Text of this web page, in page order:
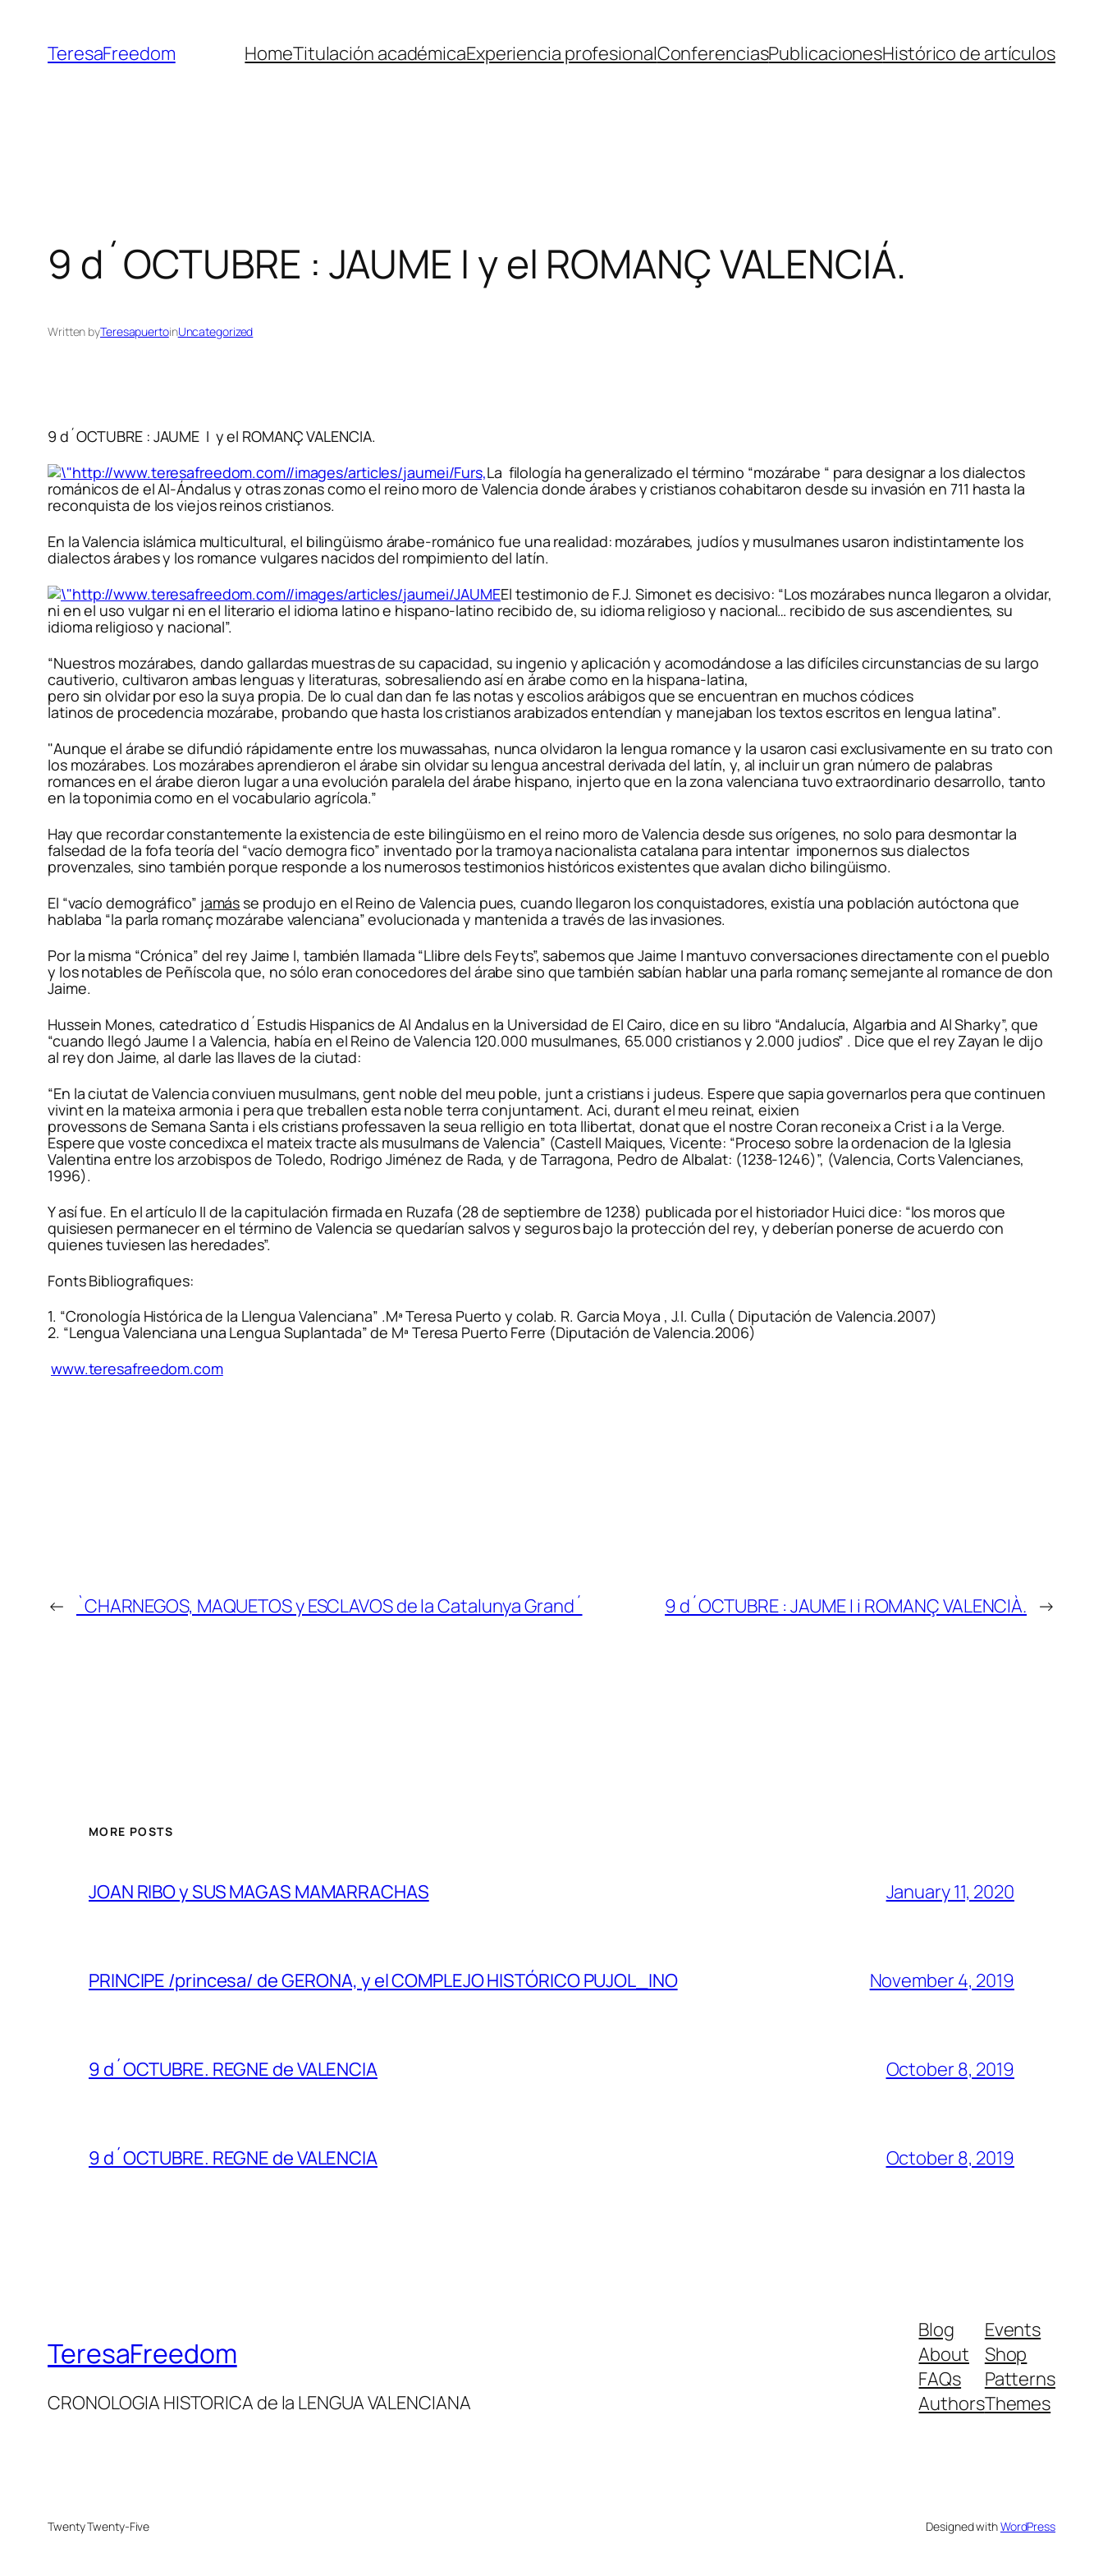
content
TeresaFreedom HomeTitulación académicaExperiencia profesionalConferenciasPublicacionesHistórico de artículos
9 d´OCTUBRE : JAUME I y el ROMANÇ VALENCIÁ.
Written byTeresapuertoinUncategorized
9 d´OCTUBRE : JAUME I y el ROMANÇ VALENCIA.
La filología ha generalizado el término “mozárabe “ para designar a los dialectos
románicos de el Al-Ándalus y otras zonas como el reino moro de Valencia donde árabes y cristianos cohabitaron desde su invasión en 711 hasta la
reconquista de los viejos reinos cristianos.
En la Valencia islámica multicultural, el bilingüismo árabe-románico fue una realidad: mozárabes, judíos y musulmanes usaron indistintamente los
dialectos árabes y los romance vulgares nacidos del rompimiento del latín.
El testimonio de F.J. Simonet es decisivo: “Los mozárabes nunca llegaron a olvidar,
ni en el uso vulgar ni en el literario el idioma latino e hispano-latino recibido de, su idioma religioso y nacional… recibido de sus ascendientes, su
idioma religioso y nacional”.
“Nuestros mozárabes, dando gallardas muestras de su capacidad, su ingenio y aplicación y acomodándose a las difíciles circunstancias de su largo
cautiverio, cultivaron ambas lenguas y literaturas, sobresaliendo así en árabe como en la hispana-latina,
pero sin olvidar por eso la suya propia. De lo cual dan dan fe las notas y escolios arábigos que se encuentran en muchos códices
latinos de procedencia mozárabe, probando que hasta los cristianos arabizados entendían y manejaban los textos escritos en lengua latina”.
"Aunque el árabe se difundió rápidamente entre los muwassahas, nunca olvidaron la lengua romance y la usaron casi exclusivamente en su trato con
los mozárabes. Los mozárabes aprendieron el árabe sin olvidar su lengua ancestral derivada del latín, y, al incluir un gran número de palabras
romances en el árabe dieron lugar a una evolución paralela del árabe hispano, injerto que en la zona valenciana tuvo extraordinario desarrollo, tanto
en la toponimia como en el vocabulario agrícola.”
Hay que recordar constantemente la existencia de este bilingüismo en el reino moro de Valencia desde sus orígenes, no solo para desmontar la
falsedad de la fofa teoría del “vacío demogra fico” inventado por la tramoya nacionalista catalana para intentar imponernos sus dialectos
provenzales, sino también porque responde a los numerosos testimonios históricos existentes que avalan dicho bilingüismo.
El “vacío demográfico” jamásse produjo en el Reino de Valencia pues, cuando llegaron los conquistadores, existía una población autóctona que
hablaba “la parla romanç mozárabe valenciana” evolucionada y mantenida a través de las invasiones.
Por la misma “Crónica” del rey Jaime I, también llamada “Llibre dels Feyts”, sabemos que Jaime I mantuvo conversaciones directamente con el pueblo
y los notables de Peñíscola que, no sólo eran conocedores del árabe sino que también sabían hablar una parla romanç semejante al romance de don
Jaime.
Hussein Mones, catedratico d´Estudis Hispanics de Al Andalus en la Universidad de El Cairo, dice en su libro “Andalucía, Algarbia and Al Sharky”, que
“cuando llegó Jaume I a Valencia, había en el Reino de Valencia 120.000 musulmanes, 65.000 cristianos y 2.000 judios” . Dice que el rey Zayan le dijo
al rey don Jaime, al darle las llaves de la ciutad:
“En la ciutat de Valencia conviuen musulmans, gent noble del meu poble, junt a cristians i judeus. Espere que sapia governarlos pera que continuen
vivint en la mateixa armonia i pera que treballen esta noble terra conjuntament. Aci, durant el meu reinat, eixien
provessons de Semana Santa i els cristians professaven la seua relligio en tota llibertat, donat que el nostre Coran reconeix a Crist i a la Verge.
Espere que voste concedixca el mateix tracte als musulmans de Valencia” (Castell Maiques, Vicente: “Proceso sobre la ordenacion de la Iglesia
Valentina entre los arzobispos de Toledo, Rodrigo Jiménez de Rada, y de Tarragona, Pedro de Albalat: (1238-1246)”, (Valencia, Corts Valencianes,
1996).
Y así fue. En el artículo II de la capitulación firmada en Ruzafa (28 de septiembre de 1238) publicada por el historiador Huici dice: “los moros que
quisiesen permanecer en el término de Valencia se quedarían salvos y seguros bajo la protección del rey, y deberían ponerse de acuerdo con
quienes tuviesen las heredades”.
Fonts Bibliografiques:
1. “Cronología Histórica de la Llengua Valenciana” .Mª Teresa Puerto y colab. R. Garcia Moya , J.I. Culla ( Diputación de Valencia.2007)
2. “Lengua Valenciana una Lengua Suplantada” de Mª Teresa Puerto Ferre (Diputación de Valencia.2006)
www.teresafreedom.com
← `CHARNEGOS, MAQUETOS y ESCLAVOS de la Catalunya Grand´ 9 d´OCTUBRE : JAUME I i ROMANÇ VALENCIÀ. →
MORE POSTS
JOAN RIBO y SUS MAGAS MAMARRACHAS January 11, 2020
PRINCIPE /princesa/ de GERONA, y el COMPLEJO HISTÓRICO PUJOL_INO November 4, 2019
9 d´OCTUBRE. REGNE de VALENCIA October 8, 2019
9 d´OCTUBRE. REGNE de VALENCIA October 8, 2019
TeresaFreedom
CRONOLOGIA HISTORICA de la LENGUA VALENCIANA
Blog
About
FAQs
Authors
Events
Shop
Patterns
Themes
Twenty Twenty-Five Designed withWordPress